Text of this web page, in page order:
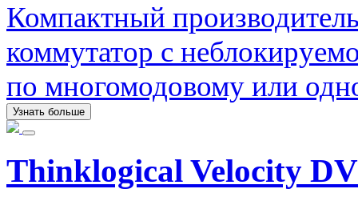
Компактный
коммутатор с
по многомодовому или
Узнать больше
Thinklogical Velocity